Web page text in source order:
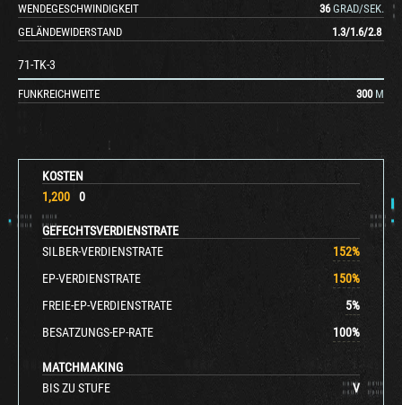
KOSTEN
1,200
0
GEFECHTSVERDIENSTRATE
SILBER-VERDIENSTRATE
152%
EP-VERDIENSTRATE
150%
FREIE-EP-VERDIENSTRATE
5%
BESATZUNGS-EP-RATE
100%
MATCHMAKING
BIS ZU STUFE
V
WENDEGESCHWINDIGKEIT 36 GRAD/SEK.
GELÄNDEWIDERSTAND
1.3/1.6/2.8
71-TK-3
FUNKREICHWEITE 300 M